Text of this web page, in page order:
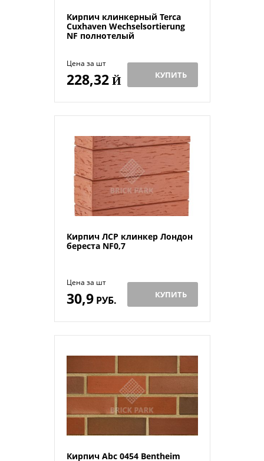
Кирпич клинкерный Terca
Cuxhaven Wechselsortierung
NF полнотелый
Цена за шт
228,32Й КУПИТЬ
Кирпич ЛСР клинкер Лондон
береста NF0,7
Цена за шт
30,9РУБ. КУПИТЬ
Кирпич Abc 0454 Bentheim